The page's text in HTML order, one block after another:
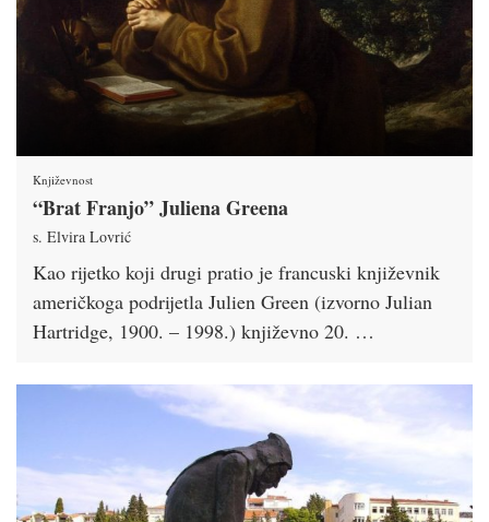
Književnost
“Brat Franjo” Juliena Greena
s. Elvira Lovrić
Kao rijetko koji drugi pratio je francuski književnik
američkoga podrijetla Julien Green (izvorno Julian
Hartridge, 1900. – 1998.) književno 20. …